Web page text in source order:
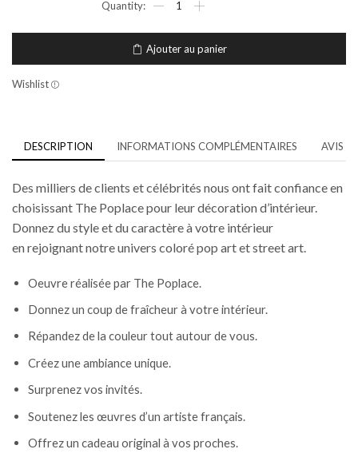
Ajouter au panier
Wishlist
DESCRIPTION INFORMATIONS COMPLÉMENTAIRES AVIS (0)
Des milliers de clients et célébrités nous ont fait confiance en
choisissant The Poplace pour leur décoration d’intérieur.
Donnez du style et du caractère à votre intérieur
en rejoignant notre univers coloré pop art et street art.
Oeuvre réalisée par The Poplace.
Donnez un coup de fraîcheur à votre intérieur.
Répandez de la couleur tout autour de vous.
Créez uneambiance unique.
Surprenez vos invités.
Soutenez les œuvres d’un artiste français.
Offrez un cadeau original à vos proches.